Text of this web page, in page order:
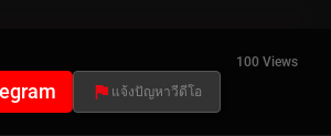
100 Views
แจ้งปัญหาวีดีโอ